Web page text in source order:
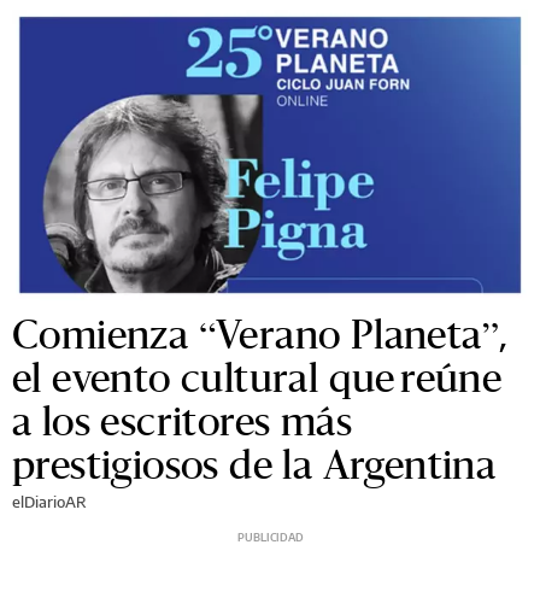
Comienza “Verano Planeta”,
el evento cultural que reúne
a los escritores más
prestigiosos de la Argentina
elDiarioAR